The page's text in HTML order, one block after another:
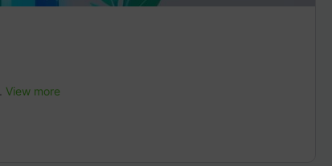
View more